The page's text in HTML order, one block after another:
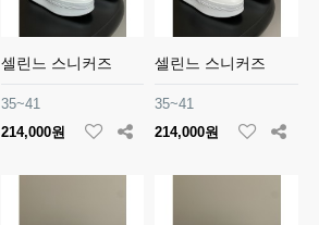
셀린느 스니커즈
35~41
214,000원
셀린느 스니커즈
35~41
214,000원